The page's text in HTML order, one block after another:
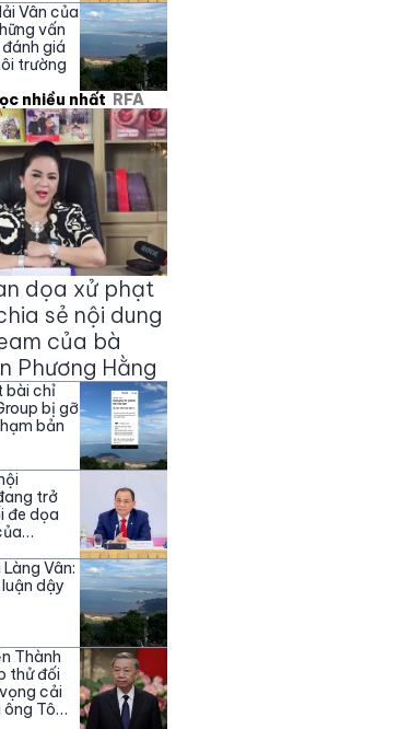
Vân của
vấn
giá
trường
nhiều nhất RFA
dọa xử phạt
sẻ nội dung
của bà
Phương Hằng
bài chỉ
bị gỡ
bản
trở
đe dọa
Làng Vân:
dậy
Thành
thử đối
cải
Tô